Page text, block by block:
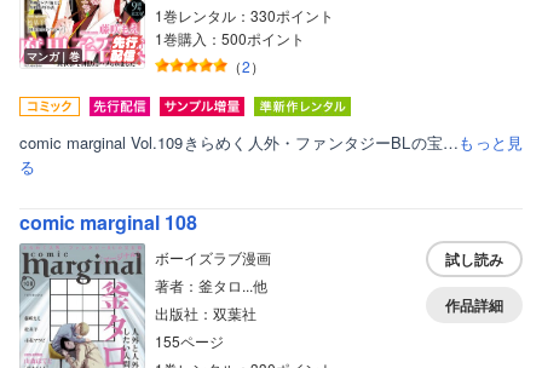
マンガ｜巻
1巻レンタル：330ポイント
1巻購入：500ポイント
（2）
comic marginal Vol.109きらめく人外・ファンタジーBLの宝…もっと見
る
comic marginal 108
ボーイズラブ漫画
著者：釜タロ...他
出版社：双葉社
155ページ
試し読み
作品詳細